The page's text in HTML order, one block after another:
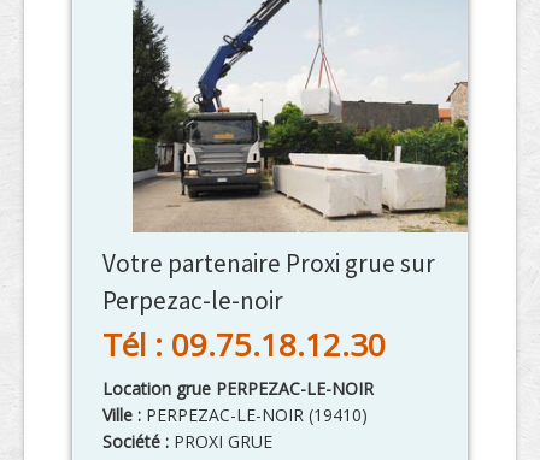
Votre partenaire Proxi grue sur
Perpezac-le-noir
Tél : 09.75.18.12.30
Location grue PERPEZAC-LE-NOIR
Ville : PERPEZAC-LE-NOIR (19410)
Société : PROXI GRUE